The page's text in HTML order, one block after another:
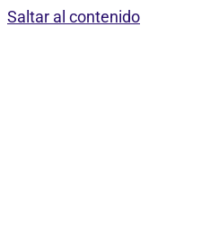
Saltar al contenido